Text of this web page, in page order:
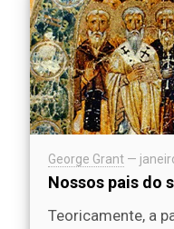
George Grant —
Nossos pais do
Teoricamente, a